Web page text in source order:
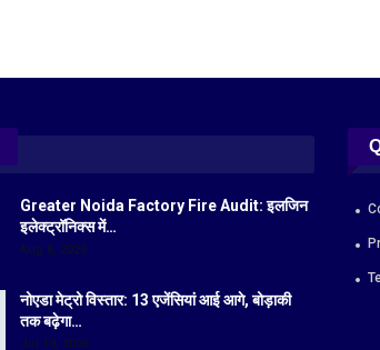
Greater Noida Factory Fire Audit: इलजिन
इलेक्ट्रॉनिक्स में…
Aug 6, 2026
नोएडा मेट्रो विस्तार: 13 एजेंसियां आई आगे, बोड़ाकी
तक बढ़ेगा…
Jul 19, 2026